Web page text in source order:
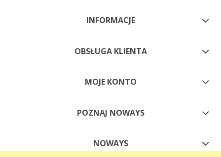
INFORMACJE
OBSŁUGA KLIENTA
MOJE KONTO
POZNAJ NOWAYS
NOWAYS